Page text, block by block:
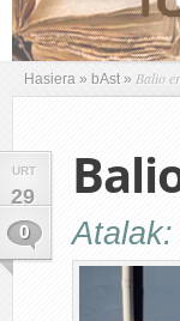
Hasiera » bAst » Balio
URT
29
0
Atalak: